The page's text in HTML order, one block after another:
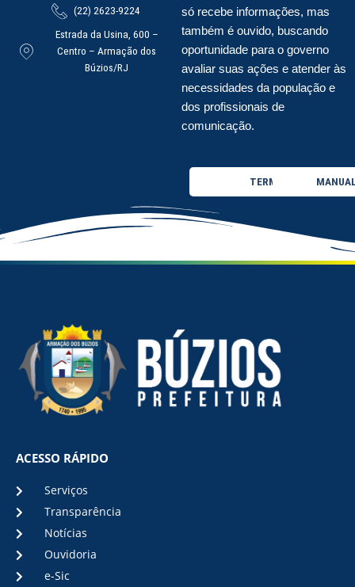
(22) 2623-9224
Estrada da Usina, 600 –
Centro – Armação dos
Búzios/RJ
só recebe informações, mas
também é ouvido, buscando
oportunidade para o governo
avaliar suas ações e atender às
necessidades da população e
dos profissionais de
comunicação.
TERMO DE USO
ACESSO RÁPIDO
Serviços
Transparência
Notícias
Ouvidoria
e-Sic